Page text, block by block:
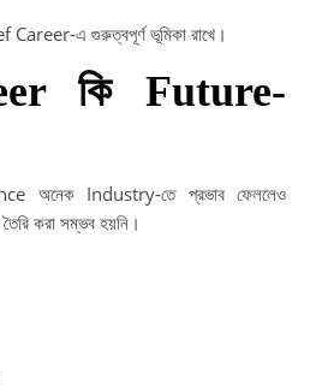
এ গুরুত্বপূর্ণ ভূমিকা রাখে।
কি Future-
অনেক Industry-তে প্রভাব ফেললেও
করা সম্ভব হয়নি।